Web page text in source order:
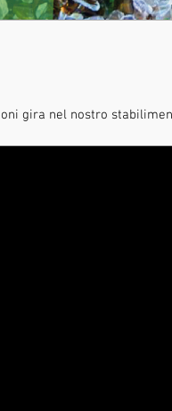
gira nel nostro